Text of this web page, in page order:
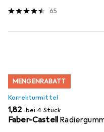
65
MENGENRABATT
Korrekturmittel
EUR
1,82 bei 4 Stück
Faber-Castell